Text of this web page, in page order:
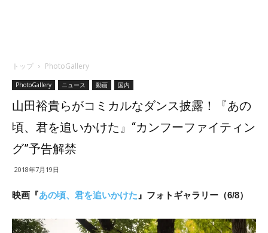
トップ PhotoGallery
PhotoGallery ニュース 動画 国内
山田裕貴らがコミカルなダンス披露！『あの
頃、君を追いかけた』“カンフーファイティン
グ”予告解禁
2018年7月19日
映画『あの頃、君を追いかけた 』フォトギャラリー（6/8）